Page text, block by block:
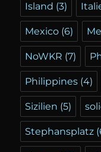
Island (3)
Mexico (6)
NoWKR (7)
Philippines (4)
Sizilien (5)
Stephansplatz